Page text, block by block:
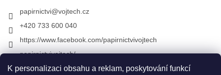
K personalizaci obsahu a reklam, poskytování funkcí
papirnictvi@vojtech.cz
+420 733 600 040
https://www.facebook.com/papirnictvivojtech
papirnictvivojtech/
+420 733 600 040